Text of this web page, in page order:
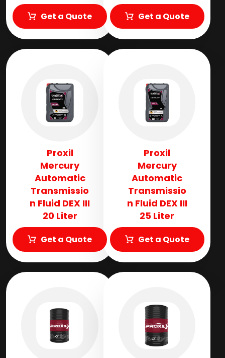
Get a Quote Get a Quote
Proxil
Mercury
Automatic
Transmissio
n Fluid​ DEX III
20 Liter
Get a Quote
Proxil
Mercury
Automatic
Transmissio
n Fluid​ DEX III
25 Liter
Get a Quote